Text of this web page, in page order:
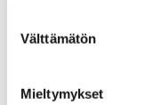
valinta
Välttämätön
Mieltymykset
pakolaisten
riittävien
aikataulujen